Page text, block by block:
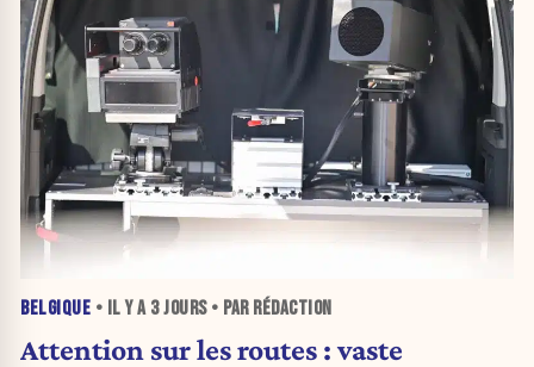
BELGIQUE • IL Y A 3 JOURS• PAR RÉDACTION
Attention sur les routes : vaste